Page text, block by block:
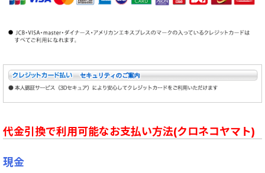
代金引換で利用可能なお支払い方法(クロネコヤマト)
現金